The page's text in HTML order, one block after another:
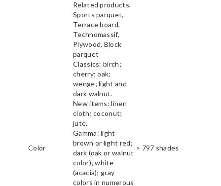
Related products,
Sports parquet,
Terrace board,
Technomassif,
Plywood, Block
parquet
Color
Classics: birch;
cherry; oak;
wenge; light and
dark walnut.
New items: linen
cloth; coconut;
jute.
Gamma: light
brown or light red;
dark (oak or walnut
color); white
(acacia); gray
colors in numerous
> 797 shades